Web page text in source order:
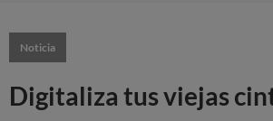
Noticia
Digitaliza tus viejas